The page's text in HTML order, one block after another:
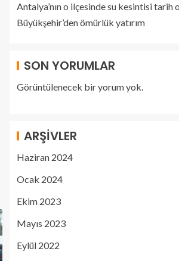
Antalya’nın o ilçesinde su kesintisi tarih
Büyükşehir’den ömürlük yatırım
SON YORUMLAR
Görüntülenecek bir yorum yok.
ARŞIVLER
Haziran 2024
Ocak 2024
Ekim 2023
Mayıs 2023
Eylül 2022